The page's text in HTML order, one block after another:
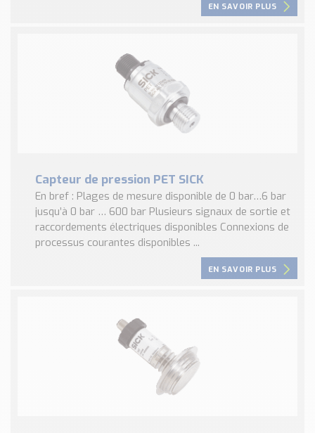
EN SAVOIR PLUS
Capteur de pression PET SICK
En bref : Plages de mesure disponible de 0 bar…6 bar
jusqu’à 0 bar … 600 bar Plusieurs signaux de sortie et
raccordements électriques disponibles Connexions de
processus courantes disponibles ...
EN SAVOIR PLUS